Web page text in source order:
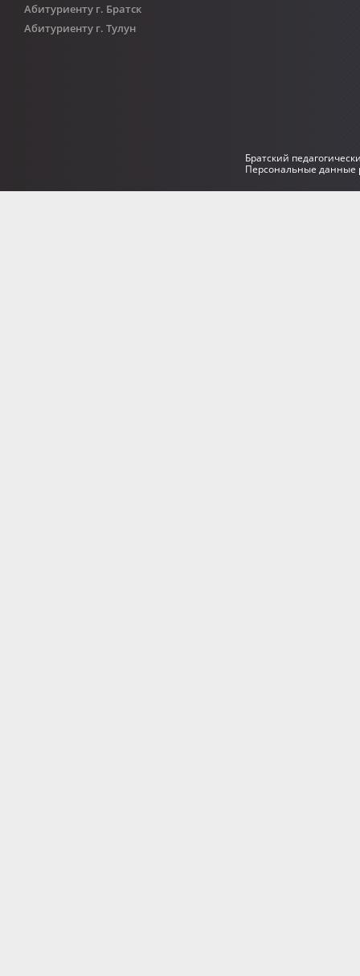
Абитуриенту г. Братск
Абитуриенту г. Тулун
Братский
Персональные данные